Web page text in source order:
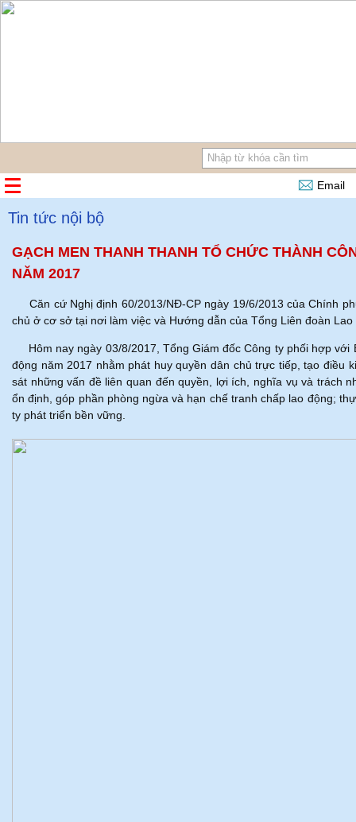
Email
Tin tức nội bộ
GẠCH MEN THANH THANH TỔ CHỨC THÀNH
NĂM 2017
Căn cứ Nghị định 60/2013/NĐ-CP ngày 19/6/2013 của Chính
chủ ở cơ sở tại nơi làm việc và Hướng dẫn của Tổng Liên đoàn Lao
Hôm nay ngày 03/8/2017, Tổng Giám đốc Công ty phối hợp với
động năm 2017 nhằm phát huy quyền dân chủ trực tiếp, tạo điều
sát những vấn đề liên quan đến quyền, lợi ích, nghĩa vụ và trách
ổn định, góp phần phòng ngừa và hạn chế tranh chấp lao động;
ty phát triển bền vững.